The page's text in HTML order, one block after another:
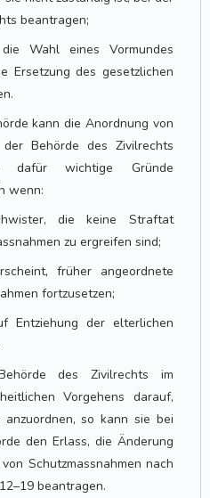
beantragen;
Wahl eines Vormundes
Ersetzung des gesetzlichen
kann die Anordnung von
der Behörde des Zivilrechts
dafür wichtige Gründe
wenn:
die keine Straftat
zu ergreifen sind;
früher angeordnete
fortzusetzen;
Entziehung der elterlichen
des Zivilrechts im
Vorgehens darauf,
anzuordnen, so kann sie bei
den Erlass, die Änderung
Schutzmassnahmen nach
beantragen.